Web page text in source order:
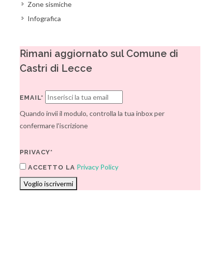
Zone sismiche
Infografica
Rimani aggiornato sul Comune di
Castri di Lecce
EMAIL*
Quando invii il modulo, controlla la tua inbox per
confermare l'iscrizione
PRIVACY*
ACCETTO LA Privacy Policy
Voglio iscrivermi